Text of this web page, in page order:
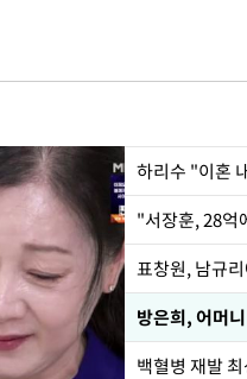
하리수 "이혼
"서장훈, 28억
방은희, 어머
백혈병 재발